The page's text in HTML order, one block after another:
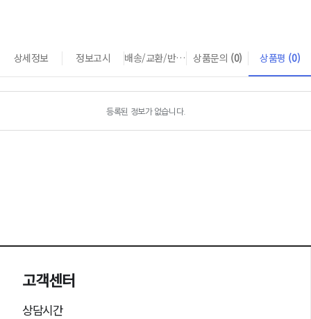
상세정보 정보고시 배송/교환/반품 안내 상품문의 (0) 상품평 (0)
등록된 정보가 없습니다.
고객센터
상담시간